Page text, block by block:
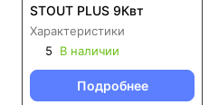
STOUT PLUS 9Квт
Характеристики
5
В наличии
Подробнее